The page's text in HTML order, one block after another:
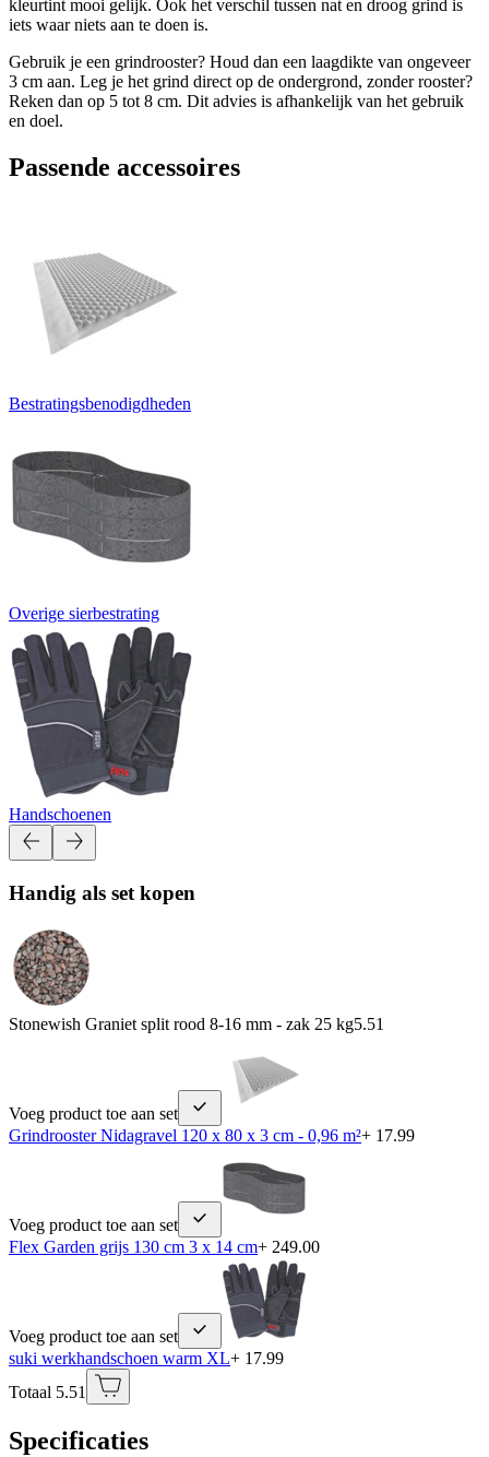
kleurtint mooi gelijk. Ook het verschil tussen nat en droog grind is
iets waar niets aan te doen is.
Gebruik je een grindrooster? Houd dan een laagdikte van ongeveer
3 cm aan. Leg je het grind direct op de ondergrond, zonder rooster?
Reken dan op 5 tot 8 cm. Dit advies is afhankelijk van het gebruik
en doel.
Passende accessoires
Bestratingsbenodigdheden
Overige sierbestrating
Handschoenen
Handig als set kopen
Stonewish Graniet split rood 8-16 mm - zak 25 kg5.51
Voeg product toe aan set
Grindrooster Nidagravel 120 x 80 x 3 cm - 0,96 m²+ 17.99
Voeg product toe aan set
Flex Garden grijs 130 cm 3 x 14 cm+ 249.00
Voeg product toe aan set
suki werkhandschoen warm XL+ 17.99
Totaal 5.51
Specificaties